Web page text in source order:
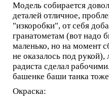
Модель собирается
деталей отличное,
"изкоробки", от себя
гранатометам (вот надо
маленько, но на момент
не оказалось под
радиста сделал
башенке баши танка
Окраска: